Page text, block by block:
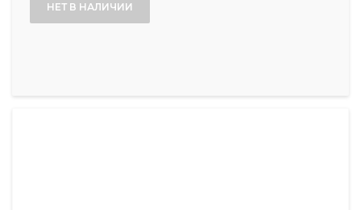
НЕТ В НАЛИЧИИ